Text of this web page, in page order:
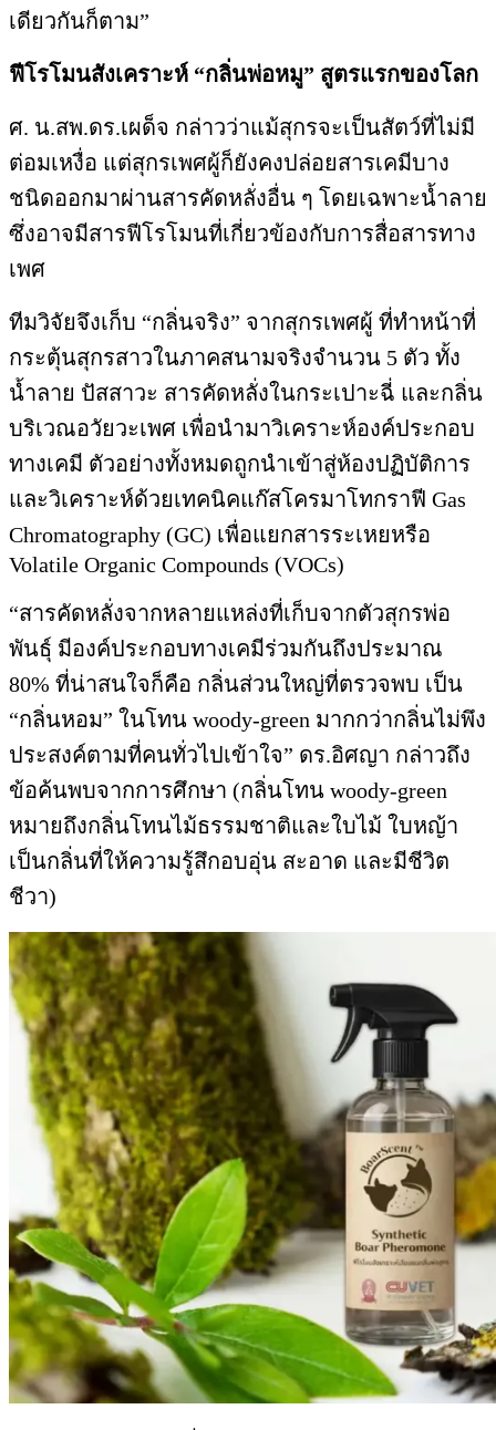
เดียวกันก็ตาม”
ฟีโรโมนสังเคราะห์ “กลิ่นพ่อหมู” สูตรแรกของโลก
ศ. น.สพ.ดร.เผด็จ กล่าวว่าแม้สุกรจะเป็นสัตว์ที่ไม่มี
ต่อมเหงื่อ แต่สุกรเพศผู้ก็ยังคงปล่อยสารเคมีบาง
ชนิดออกมาผ่านสารคัดหลั่งอื่น ๆ โดยเฉพาะน้ำลาย
ซึ่งอาจมีสารฟีโรโมนที่เกี่ยวข้องกับการสื่อสารทาง
เพศ
ทีมวิจัยจึงเก็บ “กลิ่นจริง” จากสุกรเพศผู้ ที่ทำหน้าที่
กระตุ้นสุกรสาวในภาคสนามจริงจำนวน 5 ตัว ทั้ง
น้ำลาย ปัสสาวะ สารคัดหลั่งในกระเปาะฉี่ และกลิ่น
บริเวณอวัยวะเพศ เพื่อนำมาวิเคราะห์องค์ประกอบ
ทางเคมี ตัวอย่างทั้งหมดถูกนำเข้าสู่ห้องปฏิบัติการ
และวิเคราะห์ด้วยเทคนิคแก๊สโครมาโทกราฟี Gas
Chromatography (GC) เพื่อแยกสารระเหยหรือ
Volatile Organic Compounds (VOCs)
“สารคัดหลั่งจากหลายแหล่งที่เก็บจากตัวสุกรพ่อ
พันธุ์ มีองค์ประกอบทางเคมีร่วมกันถึงประมาณ
80% ที่น่าสนใจก็คือ กลิ่นส่วนใหญ่ที่ตรวจพบ เป็น
“กลิ่นหอม” ในโทน woody-green มากกว่ากลิ่นไม่พึง
ประสงค์ตามที่คนทั่วไปเข้าใจ” ดร.อิศญา กล่าวถึง
ข้อค้นพบจากการศึกษา (กลิ่นโทน woody-green
หมายถึงกลิ่นโทนไม้ธรรมชาติและใบไม้ ใบหญ้า
เป็นกลิ่นที่ให้ความรู้สึกอบอุ่น สะอาด และมีชีวิต
ชีวา)